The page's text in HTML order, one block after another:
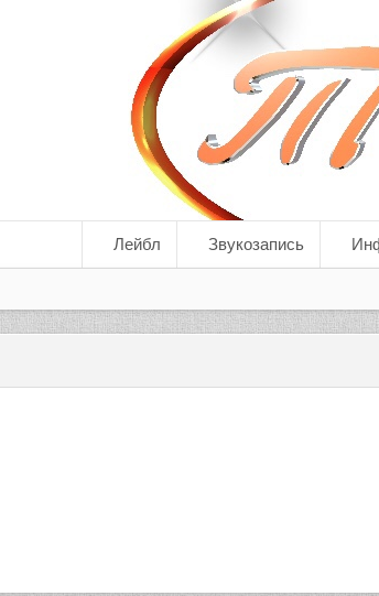
Лейбл Звукозапись